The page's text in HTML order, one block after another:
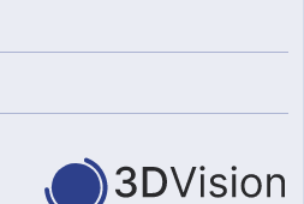
вакуумного литья